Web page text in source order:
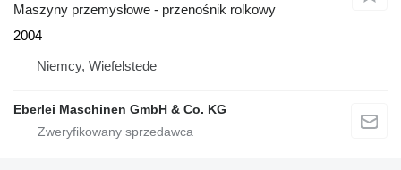
Maszyny przemysłowe - przenośnik rolkowy
2004
Niemcy, Wiefelstede
Eberlei Maschinen GmbH & Co. KG